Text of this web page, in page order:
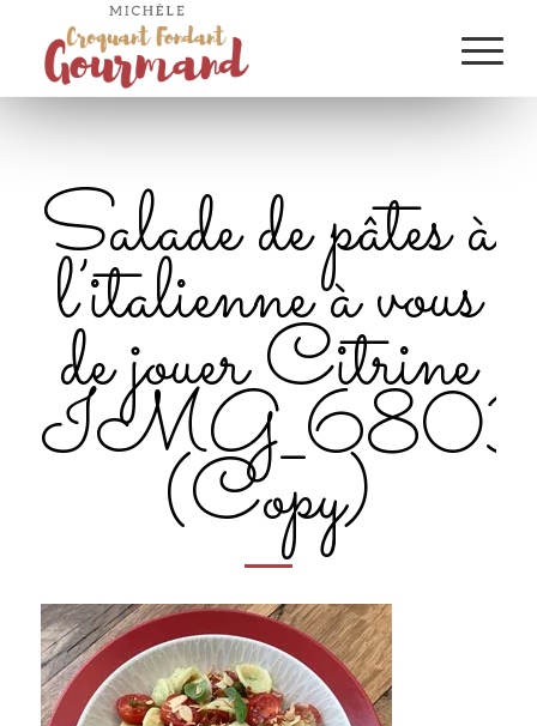
Salade de pâtes à
l’italienne à vous
de jouer Citrine
IMG_6803
(Copy)